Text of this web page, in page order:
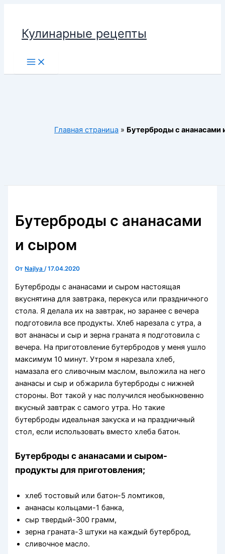
содержимому
Кулинарные рецепты
Main
Menu
Главная страница » Бутерброды с ананасами
Бутерброды с ананасами
и сыром
От Najlya/17.04.2020
Бутерброды с ананасами и сыром настоящая
вкуснятина для завтрака, перекуса или праздничного
стола. Я делала их на завтрак, но заранее с вечера
подготовила все продукты. Хлеб нарезала с утра, а
вот ананасы и сыр и зерна граната я подготовила с
вечера. На приготовление бутербродов у меня ушло
максимум 10 минут. Утром я нарезала хлеб,
намазала его сливочным маслом, выложила на него
ананасы и сыр и обжарила бутерброды с нижней
стороны. Вот такой у нас получился необыкновенно
вкусный завтрак с самого утра. Но такие
бутерброды идеальная закуска и на праздничный
стол, если использовать вместо хлеба батон.
Бутерброды с ананасами и сыром-
продукты для приготовления;
хлеб тостовый или батон-5 ломтиков,
ананасы кольцами-1 банка,
сыр твердый-300 грамм,
зерна граната-3 штуки на каждый бутерброд,
сливочное масло.